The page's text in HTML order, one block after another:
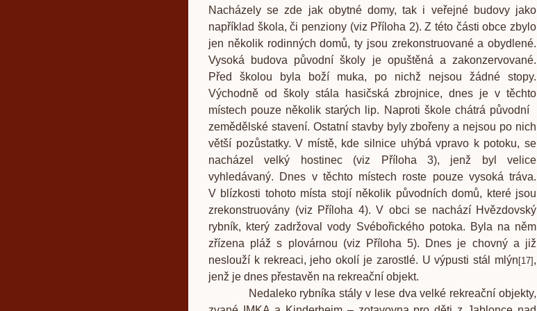
Nacházely se zde jak obytné domy, tak i veřejné budovy jako
například škola, či penziony (viz Příloha 2). Z této části obce zbylo
jen několik rodinných domů, ty jsou zrekonstruované a obydlené.
Vysoká budova původní školy je opuštěná a zakonzervované.
Před školou byla boží muka, po nichž nejsou žádné stopy.
Východně od školy stála hasičská zbrojnice, dnes je v těchto
místech pouze několik starých lip. Naproti škole chátrá původní
zemědělské stavení. Ostatní stavby byly zbořeny a nejsou po nich
větší pozůstatky. V místě, kde silnice uhýbá vpravo k potoku, se
nacházel velký hostinec (viz Příloha 3), jenž byl velice
vyhledávaný. Dnes v těchto místech roste pouze vysoká tráva.
V blízkosti tohoto místa stojí několik původních domů, které jsou
zrekonstruovány (viz Příloha 4). V obci se nachází Hvězdovský
rybník, který zadržoval vody Svébořického potoka. Byla na něm
zřízena pláž s plovárnou (viz Příloha 5). Dnes je chovný a již
neslouží k rekreaci, jeho okolí je zarostlé. U výpusti stál mlýn [17] ,
jenž je dnes přestavěn na rekreační objekt.
Nedaleko rybníka stály v lese dva velké rekreační objekty,